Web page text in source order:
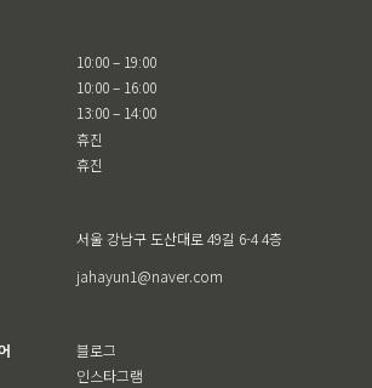
10:00 – 19:00
10:00 – 16:00
13:00 – 14:00
휴진
휴진
서울 강남구 도산대로 49길 6-4 4층
jahayun1@naver.com
블로그
인스타그램